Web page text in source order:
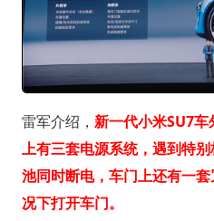
雷军介绍， 新一代小米SU7
上有三套电源系统，遇到特
池同时断电，车门上还有一
况下打开车门。